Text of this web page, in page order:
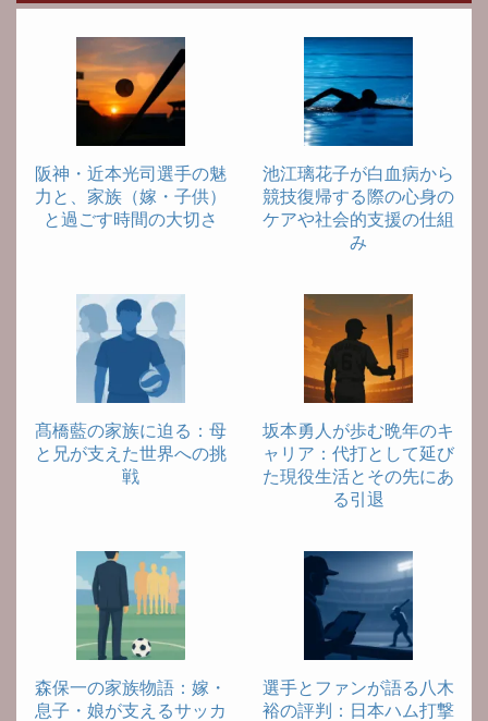
阪神・近本光司選手の魅
力と、家族（嫁・子供）
と過ごす時間の大切さ
池江璃花子が白血病から
競技復帰する際の心身の
ケアや社会的支援の仕組
み
髙橋藍の家族に迫る：母
と兄が支えた世界への挑
戦
坂本勇人が歩む晩年のキ
ャリア：代打として延び
た現役生活とその先にあ
る引退
森保一の家族物語：嫁・
息子・娘が支えるサッカ
選手とファンが語る八木
裕の評判：日本ハム打撃